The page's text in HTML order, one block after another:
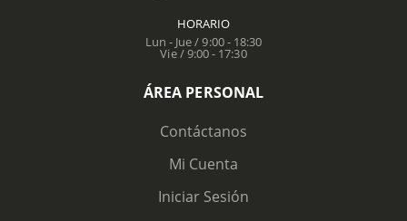
HORARIO
Lun - Jue / 9:00 - 18:30
Vie / 9:00 - 17:30
ÁREA PERSONAL
Contáctanos
Mi Cuenta
Iniciar Sesión